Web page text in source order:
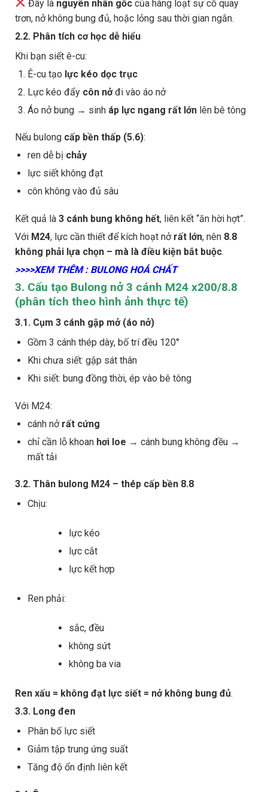
Đây là nguyên nhân gốc của hàng loạt sự cố quay
trơn, nở không bung đủ, hoặc lỏng sau thời gian ngắn.
2.2. Phân tích cơ học dễ hiểu
Khi bạn siết ê-cu:
Ê-cu tạo lực kéo dọc trục
Lực kéo đẩy côn nởđi vào áo nở
Áo nở bung → sinh áp lực ngang rất lớnlên bê tông
Nếu bulong cấp bền thấp (5.6):
ren dễ bị chảy
lực siết không đạt
côn không vào đủ sâu
Kết quả là 3 cánh bung không hết, liên kết “ăn hời hợt”.
Với M24, lực cần thiết để kích hoạt nở rất lớn, nên 8.8
không phải lựa chọn – mà là điều kiện bắt buộc.
>>>>XEM THÊM : BULONG HOÁ CHẤT
3. Cấu tạo Bulong nở 3 cánh M24 x200/8.8
(phân tích theo hình ảnh thực tế)
3.1. Cụm 3 cánh gập mở (áo nở)
Gồm 3 cánh thép dày, bố trí đều 120°
Khi chưa siết: gập sát thân
Khi siết: bung đồng thời, ép vào bê tông
Với M24:
cánh nở rất cứng
chỉ cần lỗ khoan hơi loe → cánh bung không đều →
mất tải
3.2. Thân bulong M24 – thép cấp bền 8.8
Chịu:
lực kéo
lực cắt
lực kết hợp
Ren phải:
sắc, đều
không sứt
không ba via
Ren xấu = không đạt lực siết = nở không bung đủ.
3.3. Long đen
Phân bố lực siết
Giảm tập trung ứng suất
Tăng độ ổn định liên kết